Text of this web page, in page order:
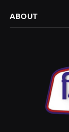
ABOUT